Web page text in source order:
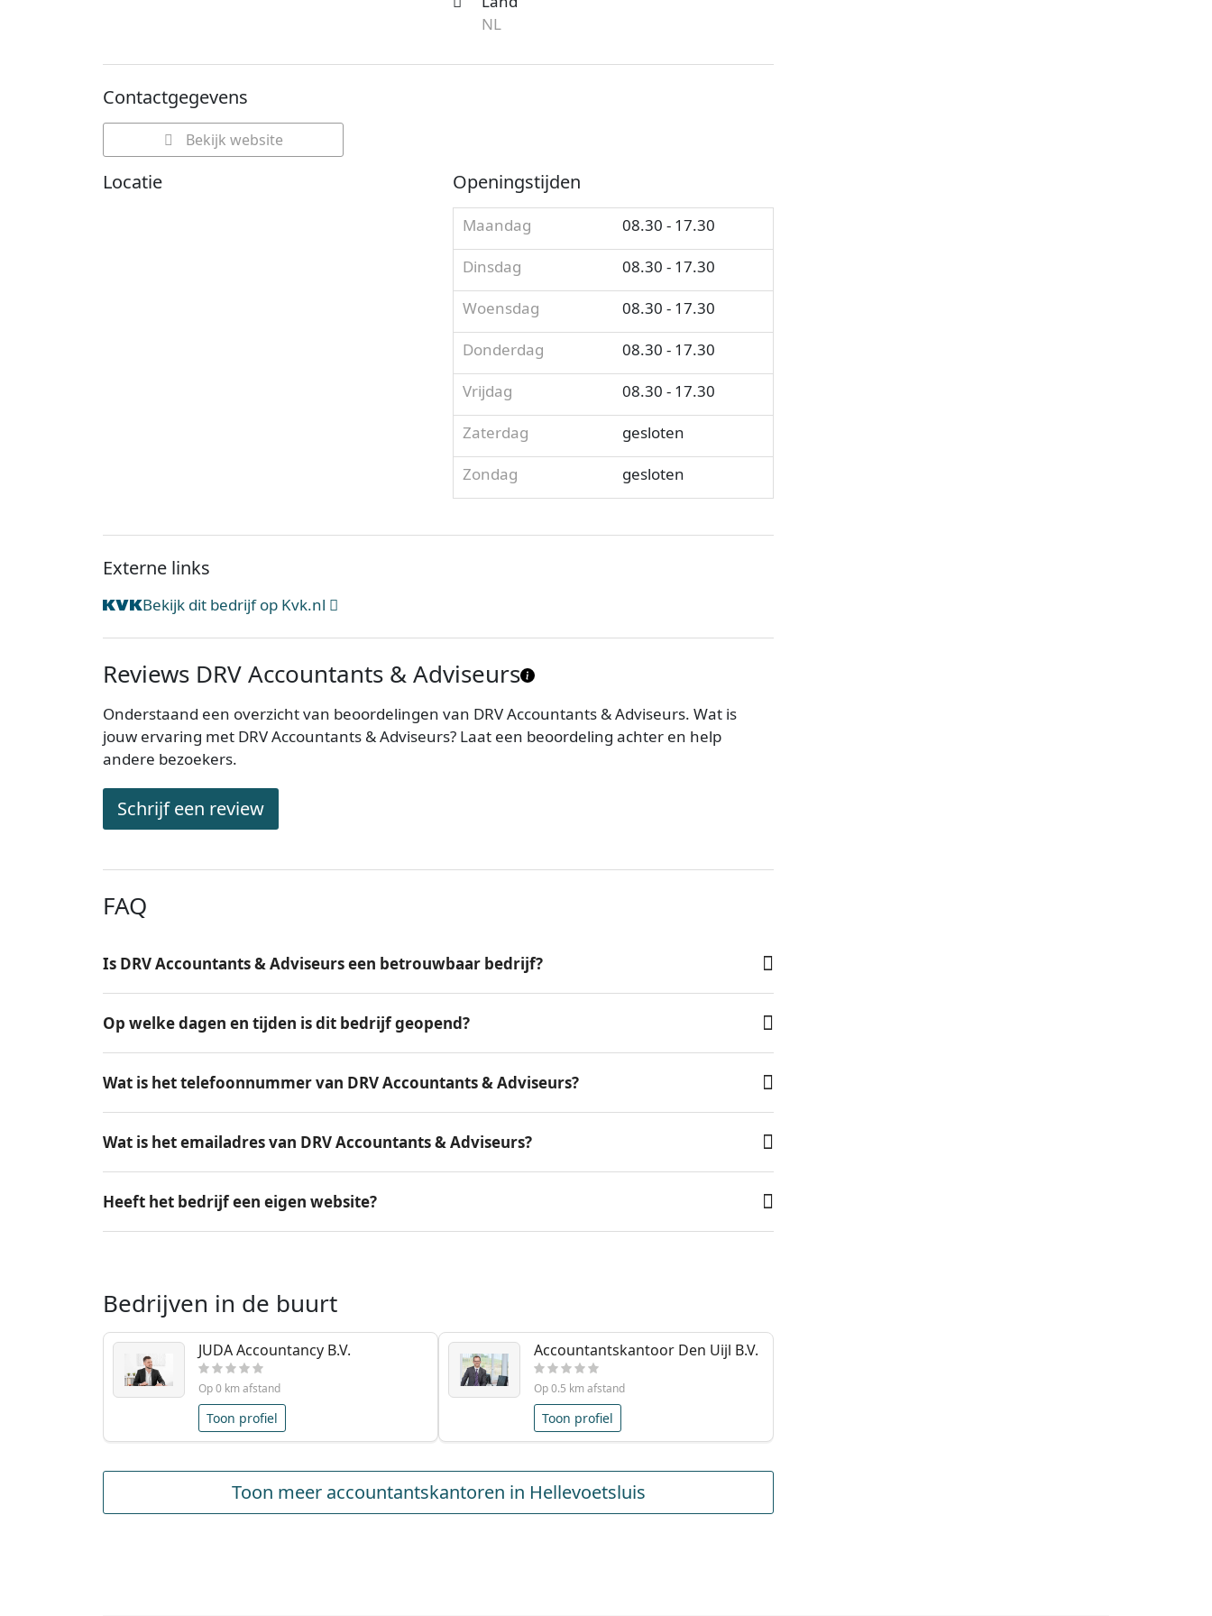
NL
Contactgegevens
Bekijk website
Locatie Openingstijden
Maandag
08.30 - 17.30
Dinsdag
08.30 - 17.30
Woensdag
08.30 - 17.30
Donderdag
08.30 - 17.30
Vrijdag
08.30 - 17.30
Zaterdag
gesloten
Zondag
gesloten
Externe links
Bekijk dit bedrijf op Kvk.nl
Reviews DRV Accountants & Adviseurs
Onderstaand een overzicht van beoordelingen van DRV Accountants & Adviseurs. Wat is
jouw ervaring met DRV Accountants & Adviseurs? Laat een beoordeling achter en help
andere bezoekers.
Schrijf een review
FAQ
Is DRV Accountants & Adviseurs een betrouwbaar bedrijf?
Op welke dagen en tijden is dit bedrijf geopend?
Wat is het telefoonnummer van DRV Accountants & Adviseurs?
Wat is het emailadres van DRV Accountants & Adviseurs?
Heeft het bedrijf een eigen website?
Bedrijven in de buurt
JUDA Accountancy B.V.
Op 0 km afstand
Toon profiel
Accountantskantoor Den Uijl B.V.
Op 0.5 km afstand
Toon profiel
Toon meer accountantskantoren in Hellevoetsluis